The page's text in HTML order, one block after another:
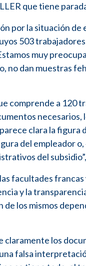
que tiene
por la situación
503
muy
no dan muestras
comprende a
clara la
del empleador
del
facultades
y la
de los mismos
los
falsa